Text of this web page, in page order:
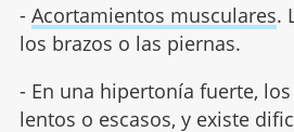
- Acortamientos musculares.
los brazos o las piernas.
- En una hipertonía fuerte,
lentos o escasos, y existe